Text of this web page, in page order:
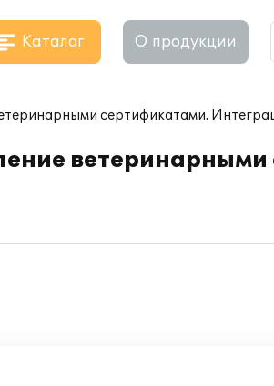
Каталог О продукции
сертификатами.